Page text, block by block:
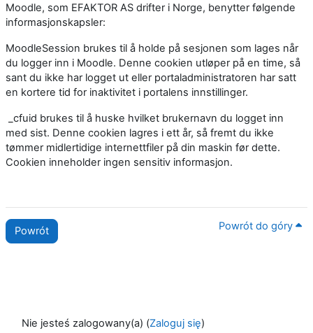
Moodle, som EFAKTOR AS drifter i Norge, benytter følgende
informasjonskapsler:
MoodleSession brukes til å holde på sesjonen som lages når
du logger inn i Moodle. Denne cookien utløper på en time, så
sant du ikke har logget ut eller portaladministratoren har satt
en kortere tid for inaktivitet i portalens innstillinger.
_cfuid brukes til å huske hvilket brukernavn du logget inn
med sist. Denne cookien lagres i ett år, så fremt du ikke
tømmer midlertidige internettfiler på din maskin før dette.
Cookien inneholder ingen sensitiv informasjon.
Powrót Powrót do góry
Nie jesteś zalogowany(a) (Zaloguj się)